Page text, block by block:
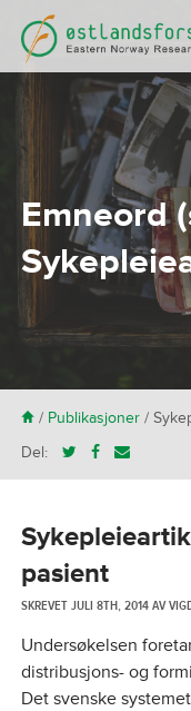
Emneord
H/ Publikasjoner/
Del:
pasient
SKREVETJULI 8TH, 2014AV
Undersøkelsen
distribusjons- og
Det svenske